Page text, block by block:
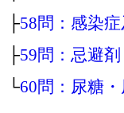
├58問：感染
├59問：忌避剤
└60問：尿糖